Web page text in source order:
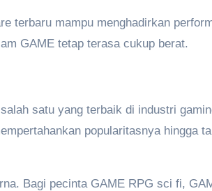
terbaru mampu menghadirkan
GAME tetap terasa cukup berat.
satu yang terbaik di industri
popularitasnya hingga
Bagi pecinta GAME RPG sci fi,